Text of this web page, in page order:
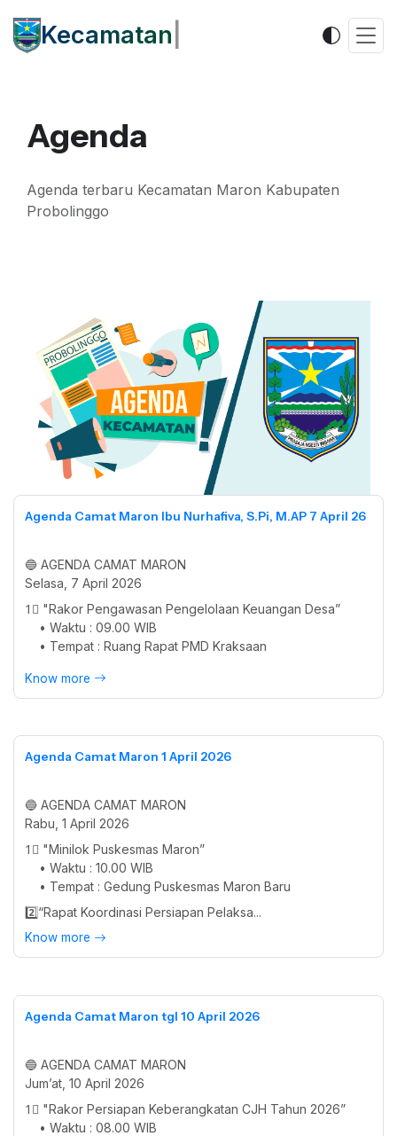
Kecamatan
Agenda
Agenda terbaru Kecamatan Maron Kabupaten
Probolinggo
Agenda Camat Maron Ibu Nurhafiva, S.Pi, M.AP 7 April 26
🔵 AGENDA CAMAT MARON
Selasa, 7 April 2026
1⃣ "Rakor Pengawasan Pengelolaan Keuangan Desa”
• Waktu : 09.00 WIB
• Tempat : Ruang Rapat PMD Kraksaan
Know more
Agenda Camat Maron 1 April 2026
🔵 AGENDA CAMAT MARON
Rabu, 1 April 2026
1⃣ "Minilok Puskesmas Maron”
• Waktu : 10.00 WIB
• Tempat : Gedung Puskesmas Maron Baru
2️⃣“Rapat Koordinasi Persiapan Pelaksa...
Know more
Agenda Camat Maron tgl 10 April 2026
🔵 AGENDA CAMAT MARON
Jum’at, 10 April 2026
1⃣ "Rakor Persiapan Keberangkatan CJH Tahun 2026”
• Waktu : 08.00 WIB